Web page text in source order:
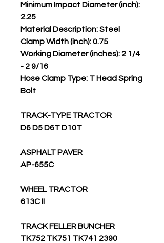
Minimum Impact Diameter (inch):
2.25
Material Description: Steel
Clamp Width (inch): 0.75
Working Diameter (inches): 2 1/4
- 2 9/16
Hose Clamp Type: T Head Spring
Bolt
TRACK-TYPE TRACTOR
D6 D5 D6T D10T
ASPHALT PAVER
AP-655C
WHEEL TRACTOR
613C II
TRACK FELLER BUNCHER
TK752 TK751 TK741 2390